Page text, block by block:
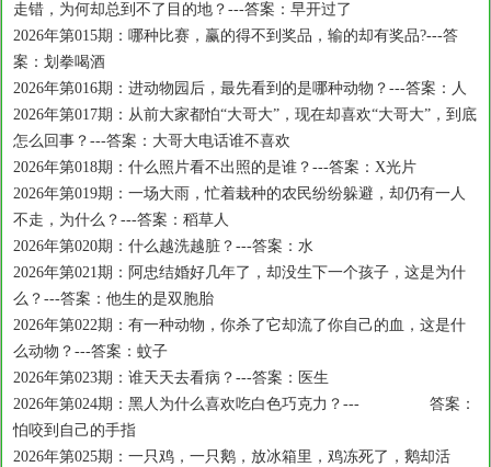
走错，为何却总到不了目的地？---答案：早开过了
2026年第015期：哪种比赛，赢的得不到奖品，输的却有奖品?---答
案：划拳喝酒
2026年第016期：进动物园后，最先看到的是哪种动物？---答案：人
2026年第017期：从前大家都怕“大哥大”，现在却喜欢“大哥大”，到底
怎么回事？---答案：大哥大电话谁不喜欢
2026年第018期：什么照片看不出照的是谁？---答案：X光片
2026年第019期：一场大雨，忙着栽种的农民纷纷躲避，却仍有一人
不走，为什么？---答案：稻草人
2026年第020期：什么越洗越脏？---答案：水
2026年第021期：阿忠结婚好几年了，却没生下一个孩子，这是为什
么？---答案：他生的是双胞胎
2026年第022期：有一种动物，你杀了它却流了你自己的血，这是什
么动物？---答案：蚊子
2026年第023期：谁天天去看病？---答案：医生
2026年第024期：黑人为什么喜欢吃白色巧克力？--- 答案：
怕咬到自己的手指
2026年第025期：一只鸡，一只鹅，放冰箱里，鸡冻死了，鹅却活